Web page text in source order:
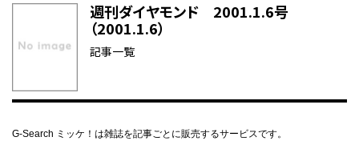
週刊ダイヤモンド 2001.1.6号
（2001.1.6）
記事一覧
G-Search ミッケ！は雑誌を記事ごとに販売するサービスです。